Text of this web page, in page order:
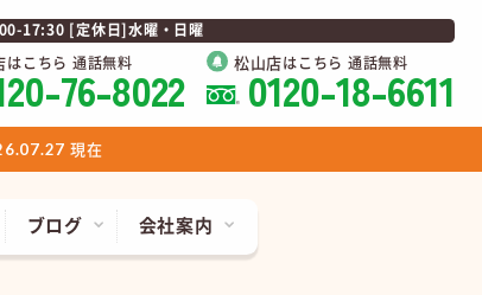
17:30 [定休日]水曜・日曜
はこちら 通話無料
76-8022 松山店はこちら 通話無料
0120-18-6611
ブログ 会社案内
現在